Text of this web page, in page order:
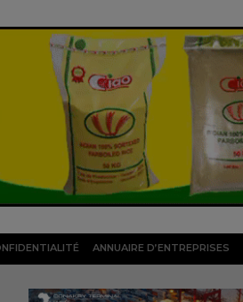
ANNUAIRE D’ENTREPRISES